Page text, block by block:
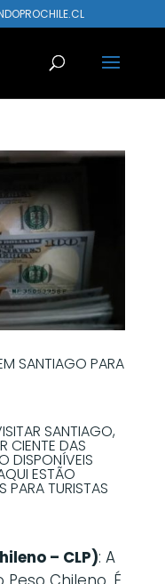
SANTIAGO PARA
SANTIAGO,
CIENTE DAS
DISPONÍVEIS
ESTÃO
PARA TURISTAS
– CLP): A